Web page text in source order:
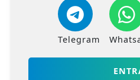
Telegram